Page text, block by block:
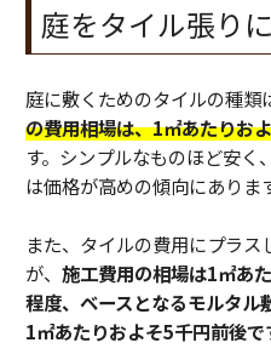
庭をタイル張り
庭に敷くためのタイルの種類
の費用相場は、1㎡あたりお
す。シンプルなものほど安
は価格が高めの傾向にありま
また、タイルの費用にプラ
が、 施工費用の相場は1㎡あ
程度、ベースとなるモルタル
1㎡あたりおよそ5千円前後で